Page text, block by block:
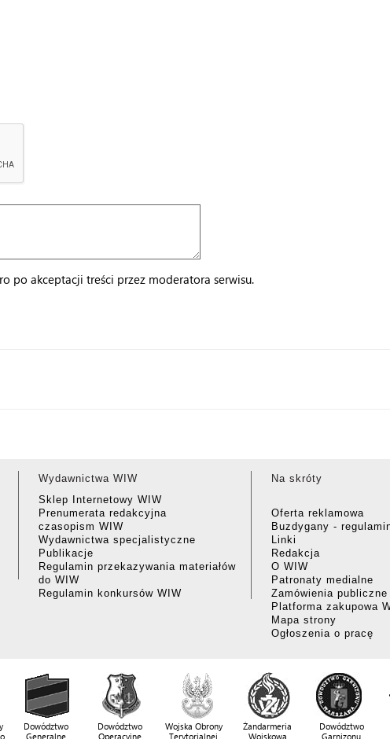
po akceptacji treści przez moderatora serwisu.
Wydawnictwa WIW
Sklep Internetowy WIW
Prenumerata redakcyjna
czasopism WIW
Wydawnictwa specjalistyczne
Publikacje
Regulamin przekazywania materiałów
do WIW
Regulamin konkursów WIW
Na skróty
Oferta reklamowa
Buzdygany -
Linki
Redakcja
O WIW
Patronaty medialne
Zamówienia publiczne
Platforma zakupowa
Mapa strony
Ogłoszenia o pracę
Dowództwo
Generalne
Dowództwo
Operacyjne
Wojska Obrony
Terytorialnej
Żandarmeria
Wojskowa
Dowództwo
Garnizonu